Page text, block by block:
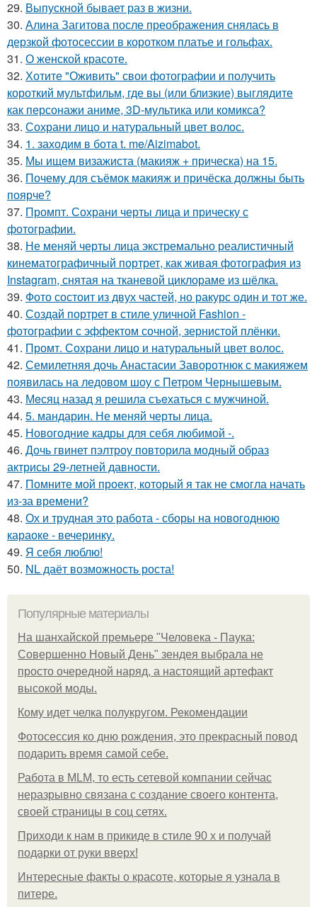
29. Выпускной бывает раз в жизни.
30. Алина Загитова после преображения снялась в
дерзкой фотосессии в коротком платье и гольфах.
31. О женской красоте.
32. Хотите "Оживить" свои фотографии и получить
короткий мультфильм, где вы (или близкие) выглядите
как персонажи аниме, 3D-мультика или комикса?
33. Сохрани лицо и натуральный цвет волос.
34. 1. заходим в бота t. me/Aizimabot.
35. Мы ищем визажиста (макияж + прическа) на 15.
36. Почему для съёмок макияж и причёска должны быть
поярче?
37. Промпт. Сохрани черты лица и прическу с
фотографии.
38. Не меняй черты лица экстремально реалистичный
кинематографичный портрет, как живая фотография из
Instagram, снятая на тканевой циклораме из шёлка.
39. Фото состоит из двух частей, но ракурс один и тот же.
40. Создай портрет в стиле уличной Fashion -
фотографии с эффектом сочной, зернистой плёнки.
41. Промт. Сохрани лицо и натуральный цвет волос.
42. Семилетняя дочь Анастасии Заворотнюк с макияжем
появилась на ледовом шоу с Петром Чернышевым.
43. Мeсяц назад я решила съeхаться с мужчиной.
44. 5. мандарин. Не меняй черты лица.
45. Новогодние кадры для себя любимой -.
46. Дочь гвинет пэлтроу повторила модный образ
актрисы 29-летней давности.
47. Помните мой проект, который я так не смогла начать
из-за времени?
48. Ох и трудная это работа - сборы на новогоднюю
караоке - вечеринку.
49. Я себя люблю!
50. NL даёт возможность роста!
Популярные материалы
На шанхайской премьере "Человека - Паука:
Совершенно Новый День" зендея выбрала не
просто очередной наряд, а настоящий артефакт
высокой моды.
Кому идет челка полукругом. Рекомендации
Фотосессия ко дню рождения, это прекрасный повод
подарить время самой себе.
Работа в MLM, то есть сетевой компании сейчас
неразрывно связана с создание своего контента,
своей страницы в соц сетях.
Приходи к нам в прикиде в стиле 90 х и получай
подарки от руки вверх!
Интересные факты о красоте, которые я узнала в
питере.